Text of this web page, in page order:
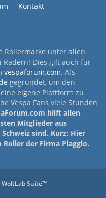
Kontakt
Rollermarke unter allen
Rädern! Dies gilt auch für
vespaforum.com. Als
gegründet, um den
eigene Plattform zu
Vespa Fans viele Stunden
hilft allen
Mitglieder aus
sind. Kurz: Hier
der Firma Piaggio.
WoltLab Suite™